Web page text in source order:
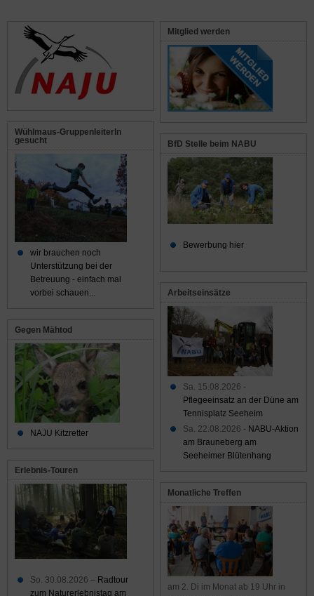
Mitglied werden
BfD Stelle beim NABU
Bewerbung hier
Arbeitseinsätze
Sa. 15.08.2026 -
Pflegeeinsatz an der Düne am
Tennisplatz Seeheim
Sa. 22.08.2026 - NABU-Aktion
am Brauneberg am
Seeheimer Blütenhang
Monatliche Treffen
am 2. Di im Monat ab 19 Uhr in
Wühlmaus-GruppenleiterIn
gesucht
wir brauchen noch
Unterstützung bei der
Betreuung - einfach mal
vorbei schauen...
Gegen Mähtod
NAJU Kitzretter
Erlebnis-Touren
So. 30.08.2026 – Radtour
zum Naturerlebnistag am